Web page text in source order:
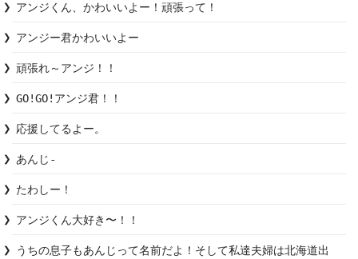
アンジくん、かわいいよー！頑張って！
アンジー君かわいいよー
頑張れ～アンジ！！
GO!GO!アンジ君！！
応援してるよー。
あんじ-
たわしー！
アンジくん大好き〜！！
うちの息子もあんじって名前だよ！そして私達夫婦は北海道出